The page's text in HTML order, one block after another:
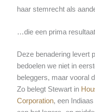
haar stemrecht als
…die een prima
Deze benadering levert
bedoelen we niet in
beleggers, maar vooral
Zo belegt Stewart in
Corporation, een